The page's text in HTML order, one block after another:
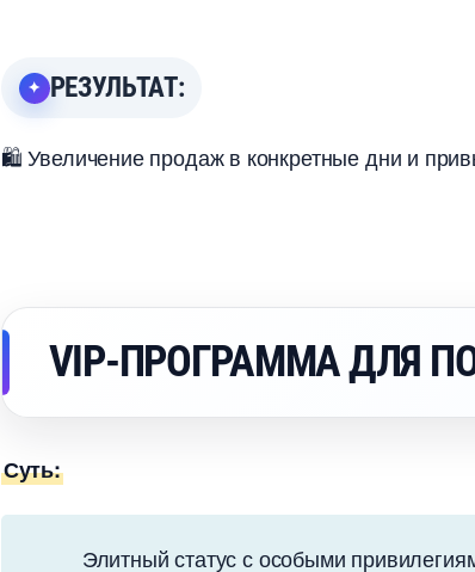
РЕЗУЛЬТАТ:
🛍️ Увеличение продаж в конкретные дни и
VIP-ПРОГРАММА ДЛЯ
Суть:
Элитный статус с особыми